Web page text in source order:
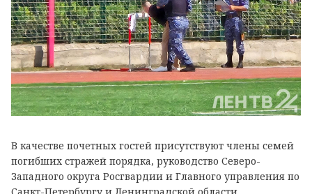
В качестве почетных гостей присутствуют члены семей
погибших стражей порядка, руководство Северо-
Западного округа Росгвардии и Главного управления по
Санкт-Петербургу и Ленинградской области,